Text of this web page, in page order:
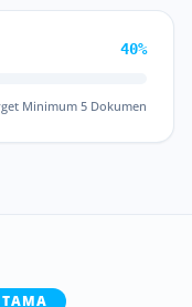
40%
Minimum 5 Dokumen